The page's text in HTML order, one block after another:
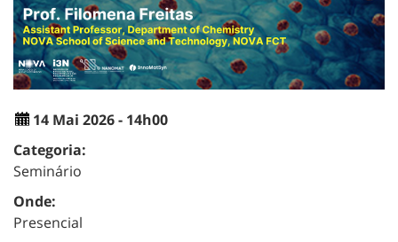
14 Mai 2026 - 14h00
Categoria:
Seminário
Onde:
Presencial